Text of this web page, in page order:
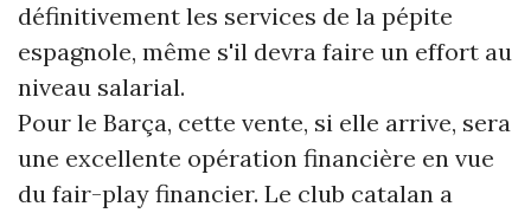
définitivement les services de la pépite
espagnole, même s'il devra faire un effort au
niveau salarial.
Pour le Barça, cette vente, si elle arrive, sera
une excellente opération financière en vue
du fair-play financier. Le club catalan a